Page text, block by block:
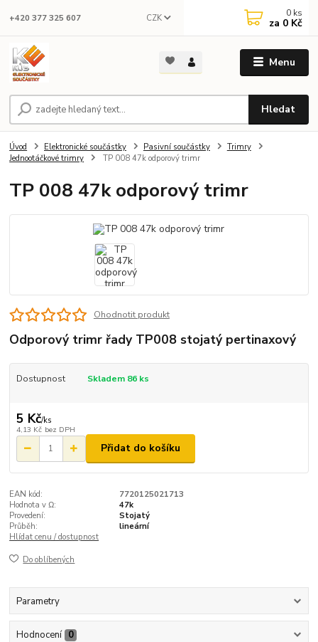
Menu
CZK
Hledat
+420 377 325 607 0 ks
za 0 Kč
Úvod Elektronické součástky Pasivní součástky
Trimry
Jednootáčkové trimry
TP 008 47k odporový trimr
TP 008 47k odporový trimr
Ohodnotit produkt
Odporový trimr řady TP008 stojatý pertinaxový
Dostupnost Skladem 86 ks
5 Kč/ks
4,13 Kč bez DPH
Přidat do košíku
EAN kód:
7720125021713
Hodnota v Ω:
47k
Provedení:
Stojatý
Průběh:
lineární
Hlídat cenu / dostupnost
Do oblíbených
Parametry
Hodnocení 0